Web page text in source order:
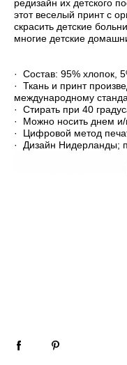
редизайн их детского
этот веселый принт с
скрасить детские
многие детские
· Состав: 95% хлопок,
· Ткань и принт
международному
· Стирать при 40
· Можно носить днем
· Цифровой метод
· Дизайн Нидерланды;